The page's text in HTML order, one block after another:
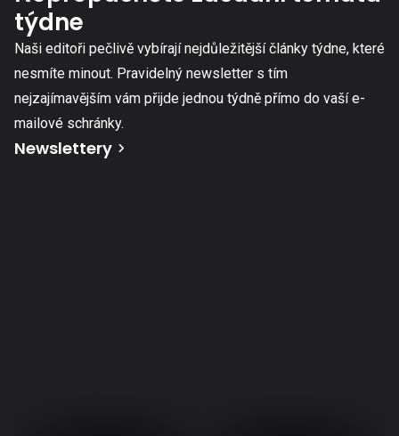
týdne
Naši editoři pečlivě vybírají nejdůležitější články týdne, které
nesmíte minout. Pravidelný newsletter s tím
nejzajímavějším vám přijde jednou týdně přímo do vaší e-
mailové schránky.
Newslettery